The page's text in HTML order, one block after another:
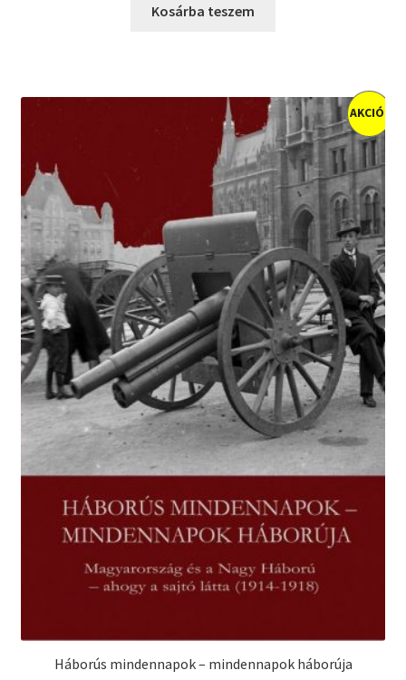
was:
is:
Kosárba teszem
Háborús mindennapok – mindennapok háborúja
AKCIÓ!